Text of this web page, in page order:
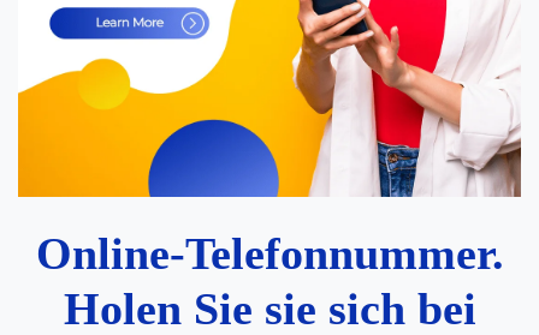
Online-Telefonnummer.
Holen Sie sie sich bei